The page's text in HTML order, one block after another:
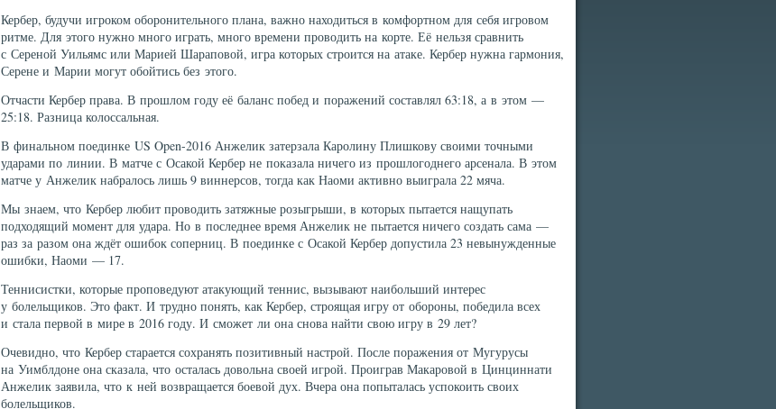
Кербер, будучи игроком оборонительного плана, важно находиться в комфортном для себя игровом
ритме. Для этого нужно много играть, много времени проводить на корте. Её нельзя сравнить
с Сереной Уильямс или Марией Шараповой, игра которых строится на атаке. Кербер нужна гармония,
Серене и Марии могут обойтись без этого.
Отчасти Кербер права. В прошлом году её баланс побед и поражений составлял 63:18, а в этом —
25:18. Разница колоссальная.
В финальном поединке US Open-2016 Анжелик затерзала Каролину Плишкову своими точными
ударами по линии. В матче с Осакой Кербер не показала ничего из прошлогоднего арсенала. В этом
матче у Анжелик набралось лишь 9 виннерсов, тогда как Наоми активно выиграла 22 мяча.
Мы знаем, что Кербер любит проводить затяжные розыгрыши, в которых пытается нащупать
подходящий момент для удара. Но в последнее время Анжелик не пытается ничего создать сама —
раз за разом она ждёт ошибок соперниц. В поединке с Осакой Кербер допустила 23 невынужденные
ошибки, Наоми — 17.
Теннисистки, которые проповедуют атакующий теннис, вызывают наибольший интерес
у болельщиков. Это факт. И трудно понять, как Кербер, строящая игру от обороны, победила всех
и стала первой в мире в 2016 году. И сможет ли она снова найти свою игру в 29 лет?
Очевидно, что Кербер старается сохранять позитивный настрой. После поражения от Мугурусы
на Уимблдоне она сказала, что осталась довольна своей игрой. Проиграв Макаровой в Цинциннати
Анжелик заявила, что к ней возвращается боевой дух. Вчера она попыталась успокоить своих
болельщиков.